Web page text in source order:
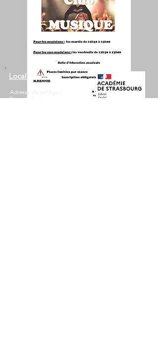
Localisation :
Adresse du collège :
5 rue du lycée